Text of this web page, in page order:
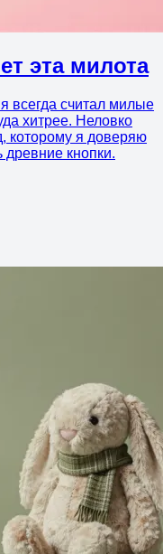
эта милота
всегда считал милые
хитрее. Неловко
которому я доверяю
древние кнопки.